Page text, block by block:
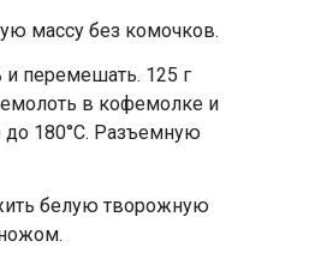
массу без комочков.
перемешать. 125 г
в кофемолке и
до 180°С. Разъемную
белую творожную